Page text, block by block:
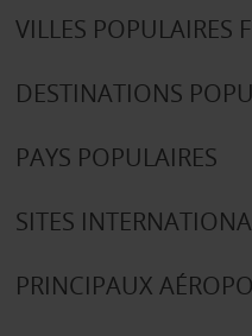
VILLES POPULAIRES
DESTINATIONS
PAYS POPULAIRES
SITES
PRINCIPAUX